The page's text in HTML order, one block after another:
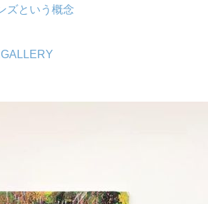
ズという概念